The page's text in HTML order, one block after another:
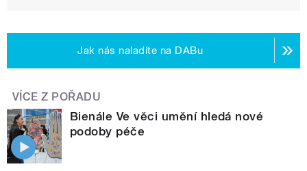
Jak nás naladíte na DABu
VÍCE Z POŘADU
Bienále Ve věci umění hledá nové
podoby péče